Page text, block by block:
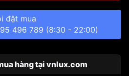
đặt mua
496 789 (8:30 - 22:00)
hàng tại vnlux.com